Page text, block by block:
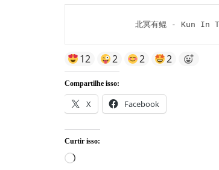
北冥有鲲 - Kun In
12 2 2 2
Compartilhe isso:
X Facebook
Curtir isso:
Carregando...